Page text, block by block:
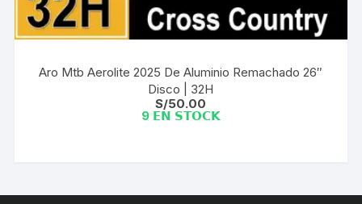
Aro Mtb Aerolite 2025 De Aluminio Remachado 26″
Disco | 32H
S/50.00
9 𝗘𝗡 𝗦𝗧𝗢𝗖𝗞